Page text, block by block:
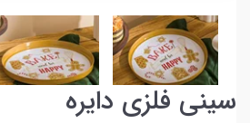
سینی فلزی دایره